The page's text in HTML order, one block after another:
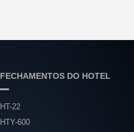
FECHAMENTOS DO HOTEL
HT-22
HTY-600